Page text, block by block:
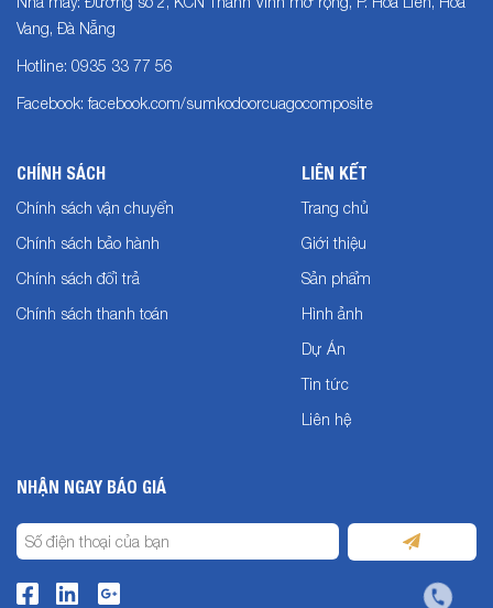
Vang, Đà Nẵng
Hotline: 0935 33 77 56
Facebook: facebook.com/sumkodoorcuagocomposite
CHÍNH SÁCH
Chính sách vận chuyển
Chính sách bảo hành
Chính sách đổi trả
Chính sách thanh toán
LIÊN KẾT
Trang chủ
Giới thiệu
Sản phẩm
Hình ảnh
Dự Án
Tin tức
Liên hệ
NHẬN NGAY BÁO GIÁ